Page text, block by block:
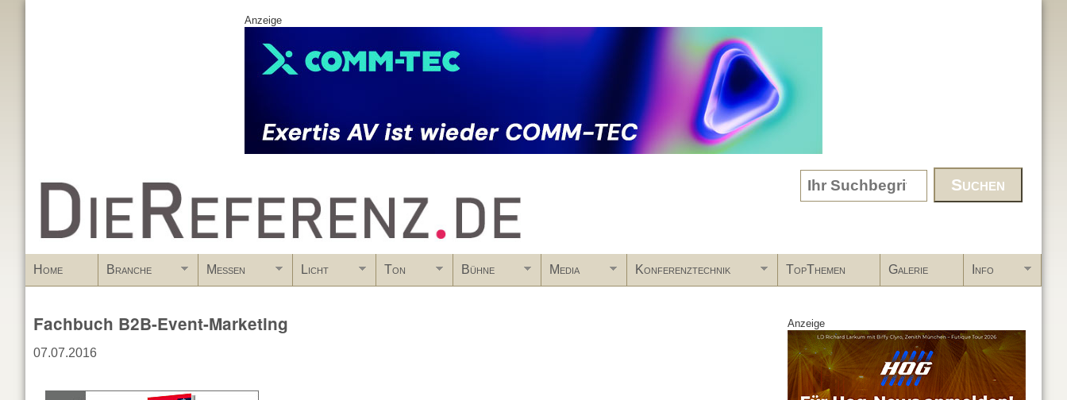
Anzeige
www.DieReferenz.de Search form
Home Branche Messen Licht Ton Bühne Media Konferenztechnik TopThemen Galerie Info
Fachbuch B2B-Event-Marketing
07.07.2016
Anzeige